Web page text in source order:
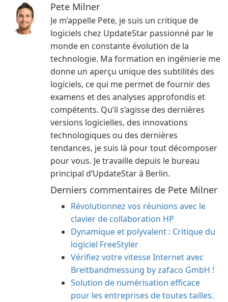
Pete Milner
Je m’appelle Pete, je suis un critique de
logiciels chez UpdateStar passionné par le
monde en constante évolution de la
technologie. Ma formation en ingénierie me
donne un aperçu unique des subtilités des
logiciels, ce qui me permet de fournir des
examens et des analyses approfondis et
compétents. Qu’il s’agisse des dernières
versions logicielles, des innovations
technologiques ou des dernières
tendances, je suis là pour tout décomposer
pour vous. Je travaille depuis le bureau
principal d’UpdateStar à Berlin.
Derniers commentaires de Pete Milner
Révolutionnez vos réunions avec le
clavier de collaboration HP
Dynamique et polyvalent : Critique du
logiciel FreeStyler
Vérifiez votre vitesse Internet avec
Breitbandmessung by zafaco GmbH !
Solution de numérisation efficace
pour les entreprises de toutes tailles.